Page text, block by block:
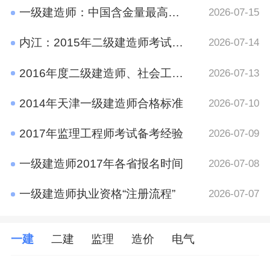
一级建造师：中国含金量最高的十大证书之一 2026-07-15
内江：2015年二级建造师考试报名时间通知 2026-07-14
2016年度二级建造师、社会工作者、二级注册计量师、管理咨询师资格考试考后资格审查的公告 2026-07-13
2014年天津一级建造师合格标准 2026-07-10
2017年监理工程师考试备考经验 2026-07-09
一级建造师2017年各省报名时间 2026-07-08
一级建造师执业资格“注册流程” 2026-07-07
一建 二建 监理 造价 电气